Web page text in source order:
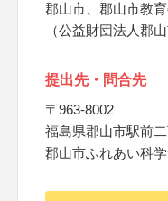
郡山市、郡山市教
（公益財団法人郡
提出先・問合先
〒963-8002
福島県郡山市駅前
郡山市ふれあい科